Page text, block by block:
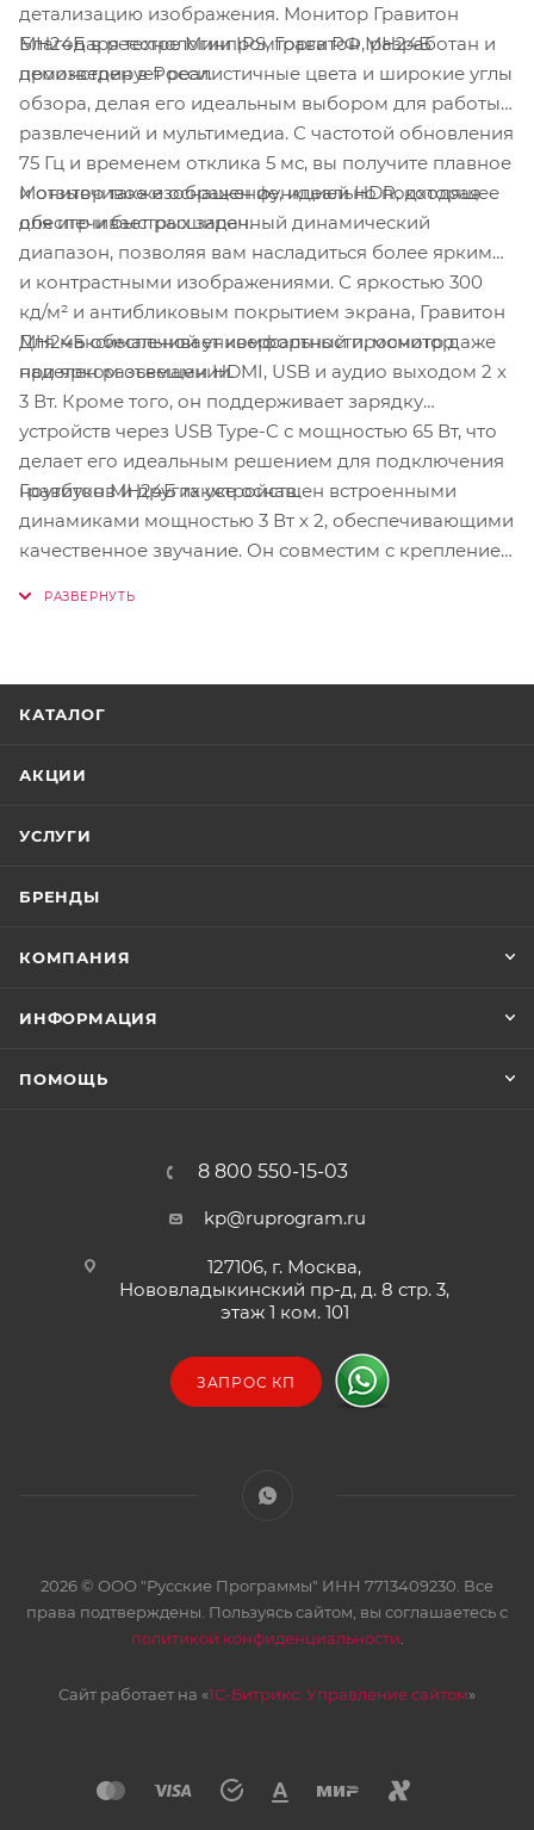
детализацию изображения. Монитор Гравитон
МН24Б в реестре Минпромторга РФ, разработан и
произведен в Росси.
Благодаря технологии IPS, Гравитон МН24Б
демонстрирует реалистичные цвета и широкие углы
обзора, делая его идеальным выбором для работы,
развлечений и мультимедиа. С частотой обновления
75 Гц и временем отклика 5 мс, вы получите плавное
и отзывчивое изображение, идеально подходящее
для игр и быстрых задач.
Монитор также оснащен функцией HDR, которая
обеспечивает расширенный динамический
диапазон, позволяя вам насладиться более яркими
и контрастными изображениями. С яркостью 300
кд/м² и антибликовым покрытием экрана, Гравитон
МН24Б обеспечивает комфортный просмотр даже
при ярком освещении.
Для максимальной универсальности, монитор
наделен разъемами HDMI, USB и аудио выходом 2 x
3 Вт. Кроме того, он поддерживает зарядку
устройств через USB Type-C с мощностью 65 Вт, что
делает его идеальным решением для подключения
ноутбуков и других устройств.
Гравитон МН24Б также оснащен встроенными
динамиками мощностью 3 Вт x 2, обеспечивающими
качественное звучание. Он совместим с креплением
КАТАЛОГ
АКЦИИ
УСЛУГИ
БРЕНДЫ
КОМПАНИЯ
ИНФОРМАЦИЯ
ПОМОЩЬ
8 800 550-15-03
kp@ruprogram.ru
127106, г. Москва,
Нововладыкинский пр-д, д. 8 стр. 3,
этаж 1 ком. 101
ЗАПРОС КП
2026 © ООО "Русские Программы" ИНН 7713409230. Все
права подтверждены. Пользуясь сайтом, вы соглашаетесь с
политикой конфиденциальности
Сайт работает на «1С-Битрикс: Управление сайтом»